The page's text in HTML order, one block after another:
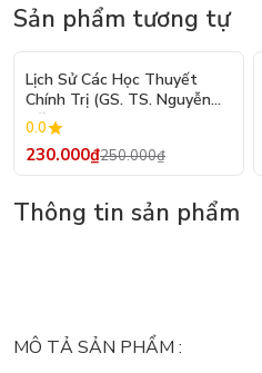
Sản phẩm tương tự
Lịch Sử Các Học Thuyết
Chính Trị (GS. TS. Nguyễn
Đăng Dung)
0.0
230.000₫250.000₫
Thông tin sản phẩm
MÔ TẢ SẢN PHẨM :